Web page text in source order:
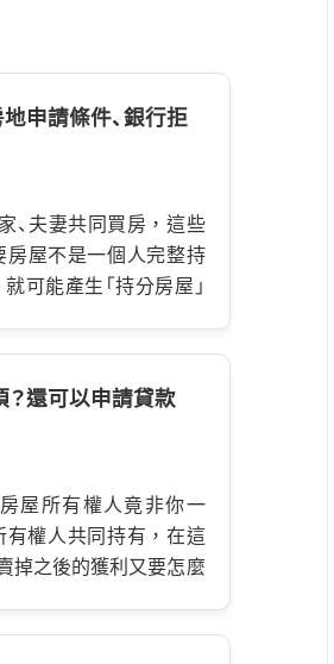
申請條件、銀行拒
、夫妻共同買房，這些
房屋不是一個人完整持
可能產生「持分房屋」
為房屋是持分狀態，
「有房子」和「能順利
話方式說明：什麼是持
難？銀行不承作時還有
到繼承房屋、共有房產
篇了解基本方向。 持
還可以申請貸款
屋所有權人竟非你一
有權人共同持有，在這
掉之後的獲利又要怎麼